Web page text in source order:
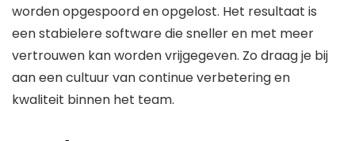
worden opgespoord en opgelost. Het resultaat is
een stabielere software die sneller en met meer
vertrouwen kan worden vrijgegeven. Zo draag je bij
aan een cultuur van continue verbetering en
kwaliteit binnen het team.